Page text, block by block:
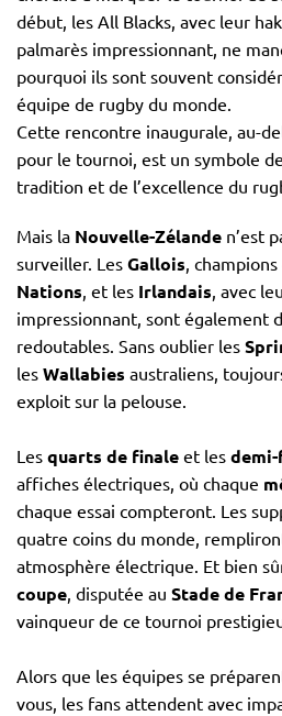
début, les All Blacks, avec leur
palmarès impressionnant, ne
pourquoi ils sont souvent
équipe de rugby du monde.
Cette rencontre inaugurale, au-
pour le tournoi, est un symbole
tradition et de l’excellence du
Mais la Nouvelle-Zélande n’est
surveiller. Les Gallois, champions
Nations, et les Irlandais, avec
impressionnant, sont également
redoutables. Sans oublier les
les Wallabies australiens,
exploit sur la pelouse.
Les quarts de finale et les
affiches électriques, où chaque
chaque essai compteront. Les
quatre coins du monde,
atmosphère électrique. Et bien
coupe, disputée au Stade de
vainqueur de ce tournoi
Alors que les équipes se
vous, les fans attendent avec